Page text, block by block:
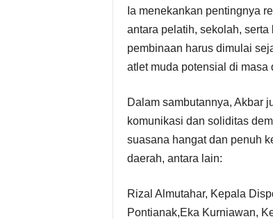
Ia menekankan pentingnya
antara pelatih, sekolah,
pembinaan harus dimulai
atlet muda potensial di masa
Dalam sambutannya, Akbar
komunikasi dan soliditas
suasana hangat dan penuh
daerah, antara lain:
Rizal Almutahar, Kepala
Pontianak,Eka Kurniawan,